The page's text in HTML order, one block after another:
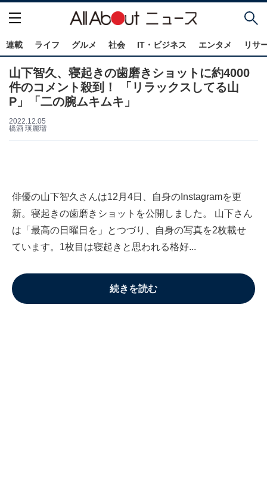
連載 ライフ グルメ 社会 IT・ビジネス エンタメ リサ
山下智久、寝起きの歯磨きショットに約4000
件のコメント殺到！ 「リラックスしてる山
P」「二の腕ムキムキ」
2022.12.05
橋酒 瑛麗瑠
俳優の山下智久さんは12月4日、自身のInstagramを更
新。寝起きの歯磨きショットを公開しました。 山下さん
は「最高の日曜日を」とつづり、自身の写真を2枚載せ
ています。1枚目は寝起きと思われる格好...
続きを読む